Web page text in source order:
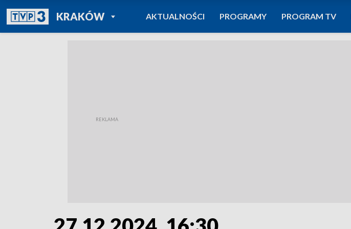
KRAKÓWPOWRÓT DO
TVP REGIONY
AKTUALNOŚCI PROGRAMY PROGRAM TV